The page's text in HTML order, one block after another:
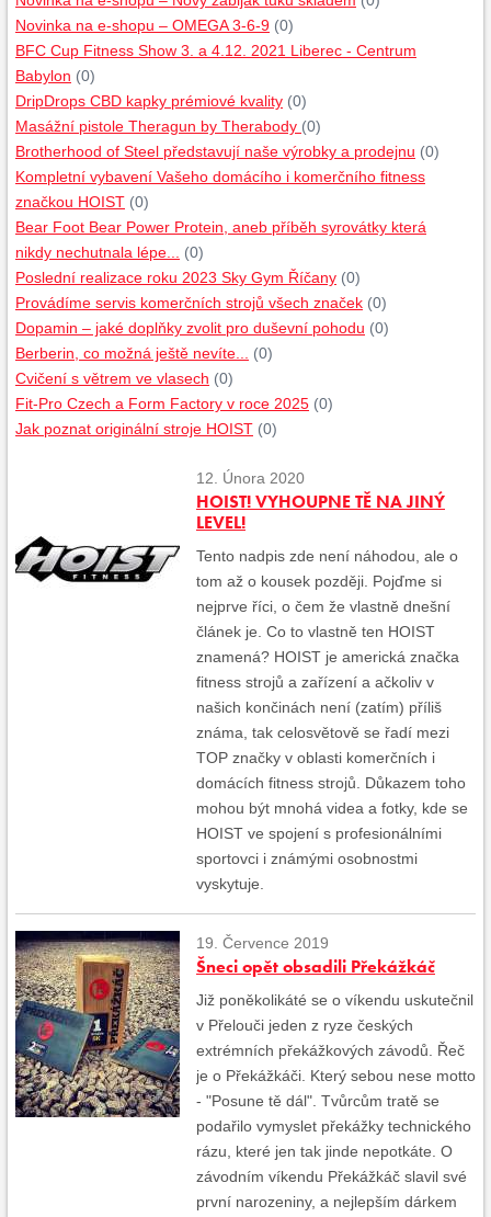
Novinka na e-shopu – OMEGA 3-6-9 (0)
BFC Cup Fitness Show 3. a 4.12. 2021 Liberec - Centrum
Babylon (0)
DripDrops CBD kapky prémiové kvality (0)
Masážní pistole Theragun by Therabody (0)
Brotherhood of Steel představují naše výrobky a prodejnu (0)
Kompletní vybavení Vašeho domácího i komerčního fitness
značkou HOIST (0)
Bear Foot Bear Power Protein, aneb příběh syrovátky která
nikdy nechutnala lépe...
(0)
Poslední realizace roku 2023 Sky Gym Říčany (0)
Provádíme servis komerčních strojů všech značek (0)
Dopamin – jaké doplňky zvolit pro duševní pohodu (0)
Berberin, co možná ještě nevíte...
(0)
Cvičení s větrem ve vlasech (0)
Fit-Pro Czech a Form Factory v roce 2025 (0)
Jak poznat originální stroje HOIST (0)
12. Února 2020
HOIST! VYHOUPNE TĚ NA JINÝ
LEVEL!
Tento nadpis zde není náhodou, ale o
tom až o kousek později. Pojďme si
nejprve říci, o čem že vlastně dnešní
článek je. Co to vlastně ten HOIST
znamená? HOIST je americká značka
fitness strojů a zařízení a ačkoliv v
našich končinách není (zatím) příliš
známa, tak celosvětově se řadí mezi
TOP značky v oblasti komerčních i
domácích fitness strojů. Důkazem toho
mohou být mnohá videa a fotky, kde se
HOIST ve spojení s profesionálními
sportovci i známými osobnostmi
vyskytuje.
19. Července 2019
Šneci opět obsadili Překážkáč
Již poněkolikáté se o víkendu uskutečnil
v Přelouči jeden z ryze českých
extrémních překážkových závodů. Řeč
je o Překážkáči. Který sebou nese motto
- "Posune tě dál". Tvůrcům tratě se
podařilo vymyslet překážky technického
rázu, které jen tak jinde nepotkáte. O
závodním víkendu Překážkáč slavil své
první narozeniny, a nejlepším dárkem